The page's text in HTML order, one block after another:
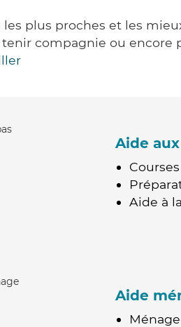
plus proches et les
compagnie ou encore
Aide
Courses
Aide à
Aide
Ménage